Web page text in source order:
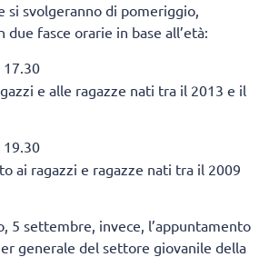
si svolgeranno di pomeriggio,
due fasce orarie in base all’età:
17.30
e alle ragazze nati tra il 2013 e il
19.30
ai ragazzi e ragazze nati tra il 2009
5 settembre, invece, l’appuntamento
generale del settore giovanile della